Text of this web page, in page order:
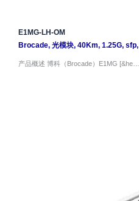
E1MG-LH-OM
Brocade, 光模块, 40Km, 1.25G, sfp,
产品概述 博科（Brocade）E1MG [&he…